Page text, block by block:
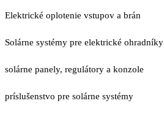
Elektrické oplotenie vstupov a brán
Solárne systémy pre elektrické ohradníky
solárne panely, regulátory a konzole
príslušenstvo pre solárne systémy